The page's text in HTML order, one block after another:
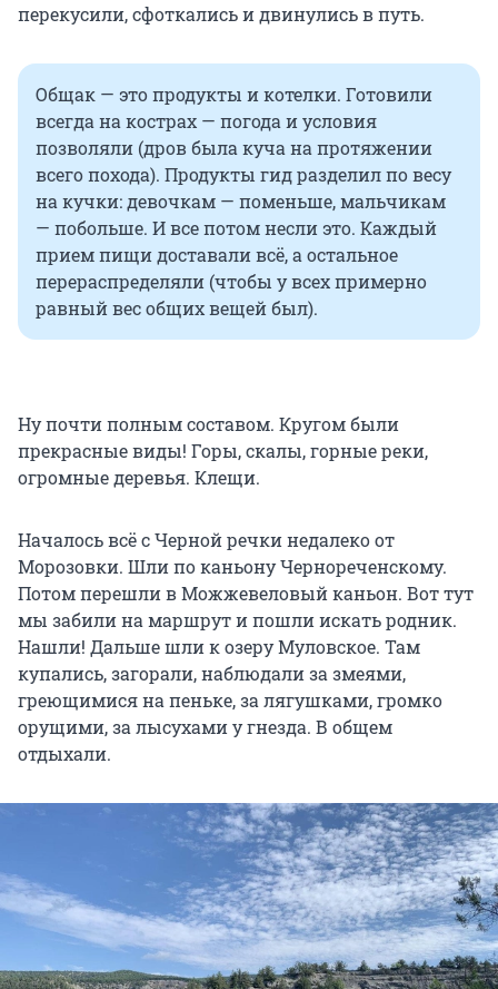
перекусили, сфоткались и двинулись в путь.
Общак — это продукты и котелки. Готовили
всегда на кострах — погода и условия
позволяли (дров была куча на протяжении
всего похода). Продукты гид разделил по весу
на кучки: девочкам — поменьше, мальчикам
— побольше. И все потом несли это. Каждый
прием пищи доставали всё, а остальное
перераспределяли (чтобы у всех примерно
равный вес общих вещей был).
Ну почти полным составом. Кругом были
прекрасные виды! Горы, скалы, горные реки,
огромные деревья. Клещи.
Началось всё с Черной речки недалеко от
Морозовки. Шли по каньону Чернореченскому.
Потом перешли в Можжевеловый каньон. Вот тут
мы забили на маршрут и пошли искать родник.
Нашли! Дальше шли к озеру Муловское. Там
купались, загорали, наблюдали за змеями,
греющимися на пеньке, за лягушками, громко
орущими, за лысухами у гнезда. В общем
отдыхали.